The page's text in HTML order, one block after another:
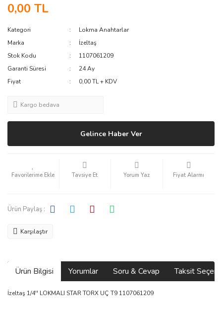
0,00 TL
Kategori
Lokma Anahtarlar
Marka
İzeltaş
Stok Kodu
1107061209
Garanti Süresi
24 Ay
Fiyat
0,00 TL + KDV
Kargo bedava
Gelince Haber Ver
Tavsiye Et Yorum Yaz Fiyat Alarmı
Ürün Paylaş :
Karşılaştır
Ürün Bilgisi Yorumlar Soru & Cevap Taksit
İzeltaş 1/4'' LOKMALI STAR TORX UÇ T9 1107061209